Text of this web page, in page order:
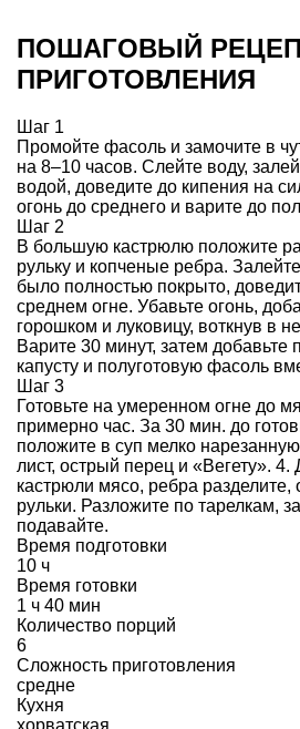
ПОШАГОВЫЙ
ПРИГОТОВЛЕНИЯ
Шаг 1
Промойте фасоль и замочите в
на 8–10 часов. Слейте воду,
водой, доведите до кипения на
огонь до среднего и варите до
Шаг 2
В большую кастрюлю положите
рульку и копченые ребра.
было полностью покрыто,
среднем огне. Убавьте огонь,
горошком и луковицу, воткнув в
Варите 30 минут, затем
капусту и полуготовую фасоль
Шаг 3
Готовьте на умеренном огне до
примерно час. За 30 мин. до
положите в суп мелко
лист, острый перец и «Вегету». 4.
кастрюли мясо, ребра разделите,
рульки. Разложите по тарелкам,
подавайте.
Время подготовки
10 ч
Время готовки
1 ч 40 мин
Количество порций
6
Сложность приготовления
средне
Кухня
хорватская